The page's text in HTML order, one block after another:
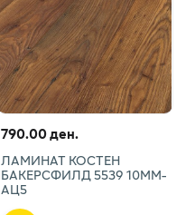
790.00 ден.
ЛАМИНАТ КОСТЕН
БАКЕРСФИЛД 5539 10ММ-
АЦ5